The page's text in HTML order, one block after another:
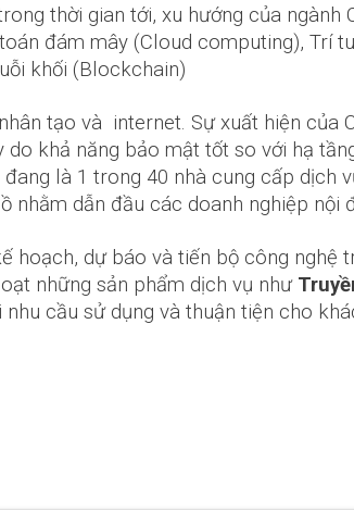
thời gian tới, xu hướng của ngành
đám mây (Cloud computing), Trí
khối (Blockchain)
tạo và internet. Sự xuất hiện của
khả năng bảo mật tốt so với hạ
là 1 trong 40 nhà cung cấp dịch
dẫn đầu các doanh nghiệp nội
hoạch, dự báo và tiến bộ công nghệ
những sản phẩm dịch vụ như
cầu sử dụng và thuận tiện cho